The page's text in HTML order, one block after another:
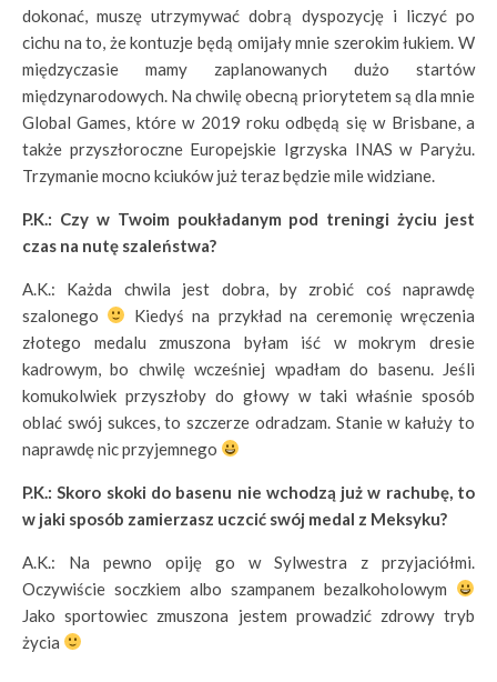
dokonać, muszę utrzymywać dobrą dyspozycję i liczyć po
cichu na to, że kontuzje będą omijały mnie szerokim łukiem. W
międzyczasie mamy zaplanowanych dużo startów
międzynarodowych. Na chwilę obecną priorytetem są dla mnie
Global Games, które w 2019 roku odbędą się w Brisbane, a
także przyszłoroczne Europejskie Igrzyska INAS w Paryżu.
Trzymanie mocno kciuków już teraz będzie mile widziane.
P.K.: Czy w Twoim poukładanym pod treningi życiu jest
czas na nutę szaleństwa?
A.K.: Każda chwila jest dobra, by zrobić coś naprawdę
szalonego
Kiedyś na przykład na ceremonię wręczenia
złotego medalu zmuszona byłam iść w mokrym dresie
kadrowym, bo chwilę wcześniej wpadłam do basenu. Jeśli
komukolwiek przyszłoby do głowy w taki właśnie sposób
oblać swój sukces, to szczerze odradzam. Stanie w kałuży to
naprawdę nic przyjemnego
P.K.: Skoro skoki do basenu nie wchodzą już w rachubę, to
w jaki sposób zamierzasz uczcić swój medal z Meksyku?
A.K.: Na pewno opiję go w Sylwestra z przyjaciółmi.
Oczywiście soczkiem albo szampanem bezalkoholowym
Jako sportowiec zmuszona jestem prowadzić zdrowy tryb
życia